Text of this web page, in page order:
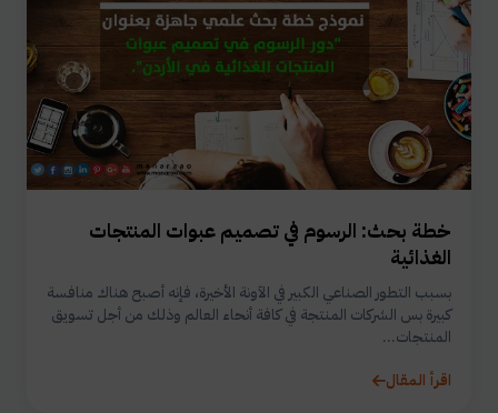
خطة بحث: الرسوم في تصميم عبوات المنتجات
الغذائية
بسبب التطور الصناعي الكبير في الآونة الأخيرة، فإنه أصبح هناك منافسة
كبيرة بس الشركات المنتجة في كافة أنحاء العالم وذلك من أجل تسويق
المنتجات...
اقرأ المقال